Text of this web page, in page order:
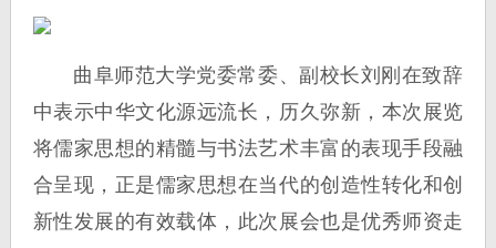
曲阜师范大学党委常委、副校长刘刚在致辞
中表示中华文化源远流长，历久弥新，本次展览
将儒家思想的精髓与书法艺术丰富的表现手段融
合呈现，正是儒家思想在当代的创造性转化和创
新性发展的有效载体，此次展会也是优秀师资走